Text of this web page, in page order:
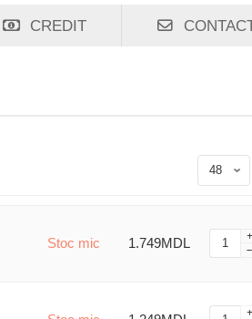
CREDIT
Stoc mic 1.749MDL